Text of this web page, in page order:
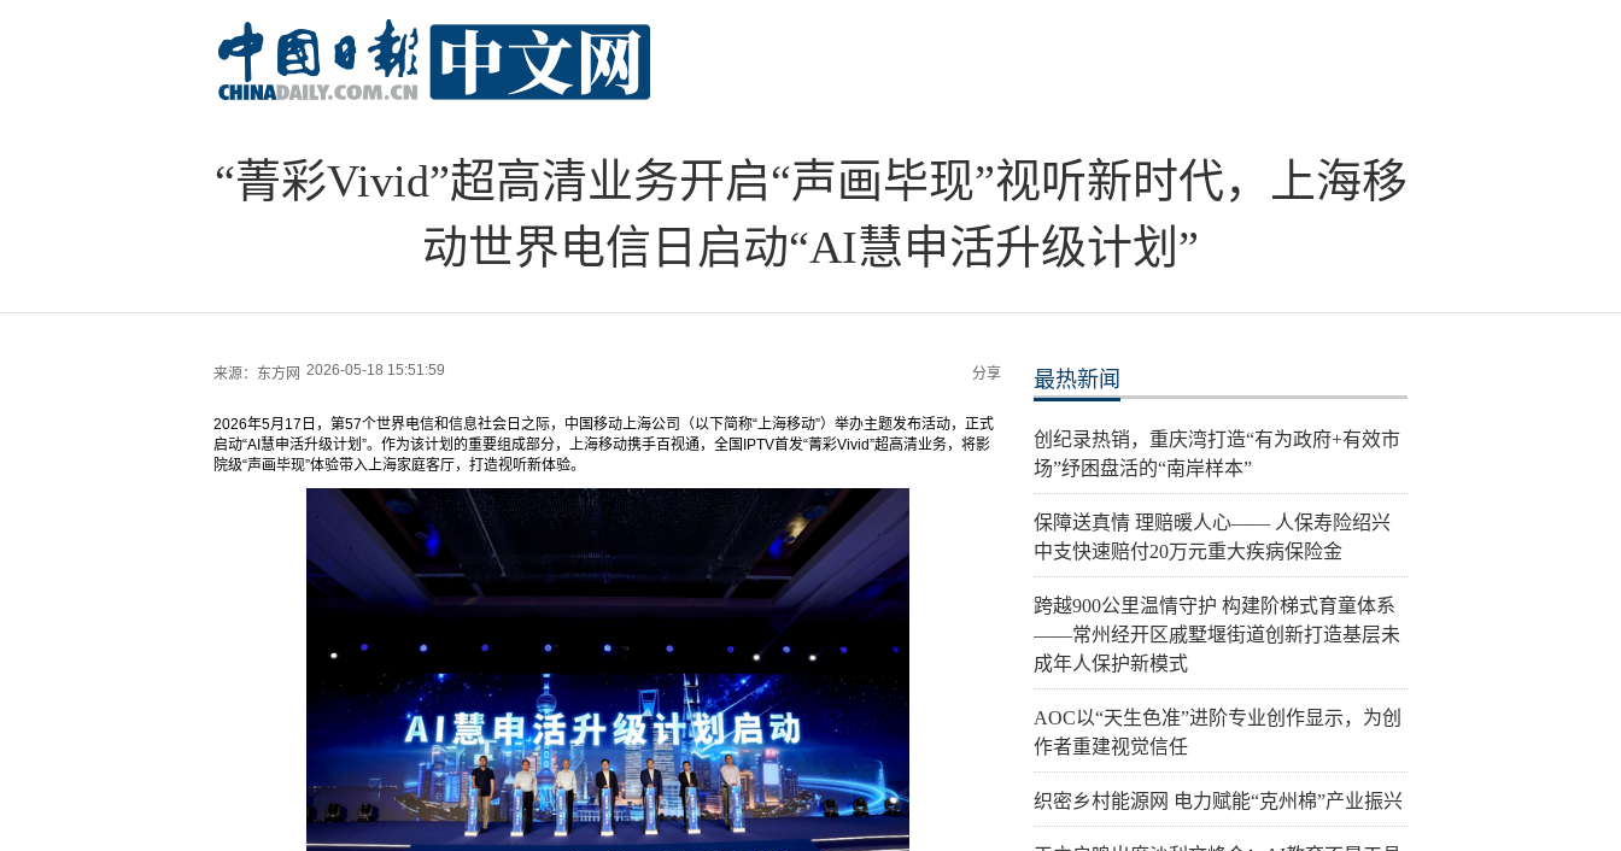
“菁彩Vivid”超高清业务开启“声画毕现”视听新时代，上海移
动世界电信日启动“AI慧申活升级计划”
来源： 东方网 2026-05-18 15:51:59 分享
2026年5月17日，第57个世界电信和信息社会日之际，中国移动上海公司（以下简称“上海移动”）举办主题发布活动，正式
启动“AI慧申活升级计划”。作为该计划的重要组成部分，上海移动携手百视通，全国IPTV首发“菁彩Vivid”超高清业务，将影
院级“声画毕现”体验带入上海家庭客厅，打造视听新体验。
最热新闻
创纪录热销，重庆湾打造“有为政府+有效市
场”纾困盘活的“南岸样本”
保障送真情 理赔暖人心—— 人保寿险绍兴
中支快速赔付20万元重大疾病保险金
跨越900公里温情守护 构建阶梯式育童体系
——常州经开区戚墅堰街道创新打造基层未
成年人保护新模式
AOC以“天生色准”进阶专业创作显示，为创
作者重建视觉信任
织密乡村能源网 电力赋能“克州棉”产业振兴